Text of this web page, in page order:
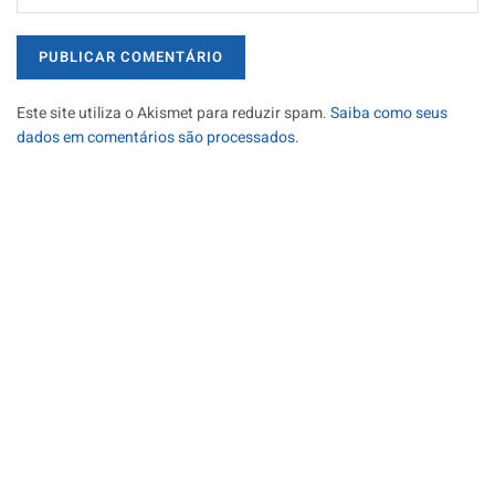
Este site utiliza o Akismet para reduzir spam.Saiba como seus
dados em comentários são processados.